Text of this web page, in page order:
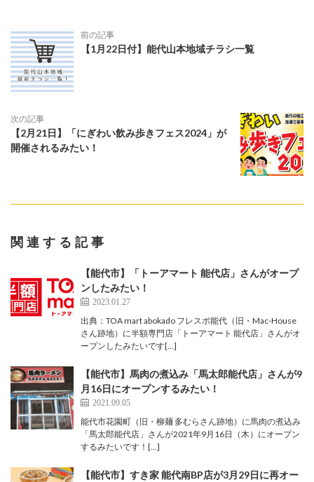
前の記事
【1月22日付】能代山本地域チラシ一覧
次の記事
【2月21日】「にぎわい飲み歩きフェス2024」が
開催されるみたい！
関連する記事
【能代市】「トーアマート 能代店」さんがオープ
ンしたみたい！
2023.01.27
出典：TOA mart abokado フレスポ能代（旧・Mac-House
さん跡地）に半額専門店「トーアマート 能代店」さんがオ
ープンしたみたいです[…]
【能代市】馬肉の煮込み「馬太郎能代店」さんが9
月16日にオープンするみたい！
2021.09.05
能代市花園町（旧・柳麺 多むらさん跡地）に馬肉の煮込み
「馬太郎能代店」さんが2021年9月16日（木）にオープン
するみたいです！[…]
【能代市】すき家 能代南BP店が3月29日に再オー